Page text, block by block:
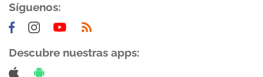
Síguenos:
Descubre nuestras apps: